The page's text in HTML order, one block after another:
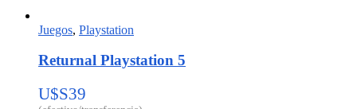
Juegos, Playstation
Returnal Playstation 5
U$S39